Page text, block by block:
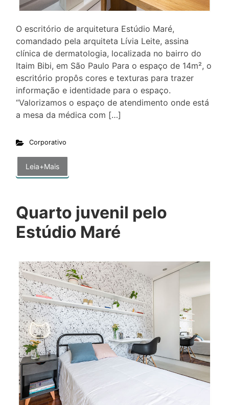
O escritório de arquitetura Estúdio Maré,
comandado pela arquiteta Lívia Leite, assina
clínica de dermatologia, localizada no bairro do
Itaim Bibi, em São Paulo Para o espaço de 14m², o
escritório propôs cores e texturas para trazer
informação e identidade para o espaço.
“Valorizamos o espaço de atendimento onde está
a mesa da médica com […]
Corporativo
Leia+Mais
Quarto juvenil pelo
Estúdio Maré